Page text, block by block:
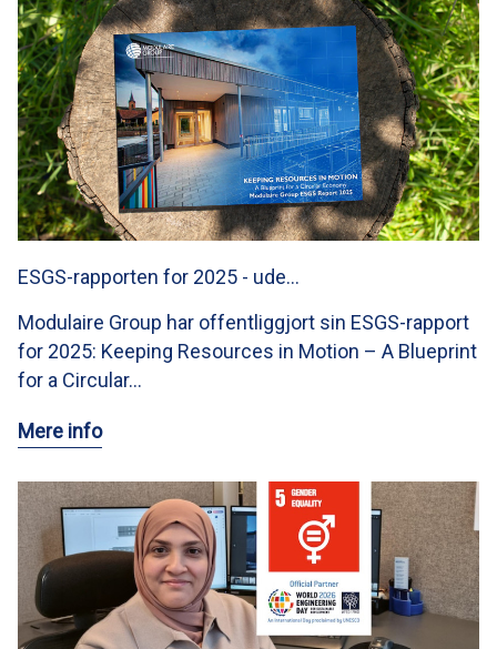
ESGS-rapporten for 2025 - ude…
Modulaire Group har offentliggjort sin ESGS-rapport
for 2025: Keeping Resources in Motion – A Blueprint
for a Circular…
Mere info